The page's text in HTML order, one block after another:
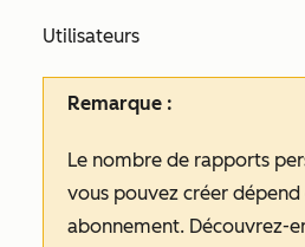
Utilisateurs
Remarque :
Le nombre de rapports
vous pouvez créer
abonnement. Découvrez-